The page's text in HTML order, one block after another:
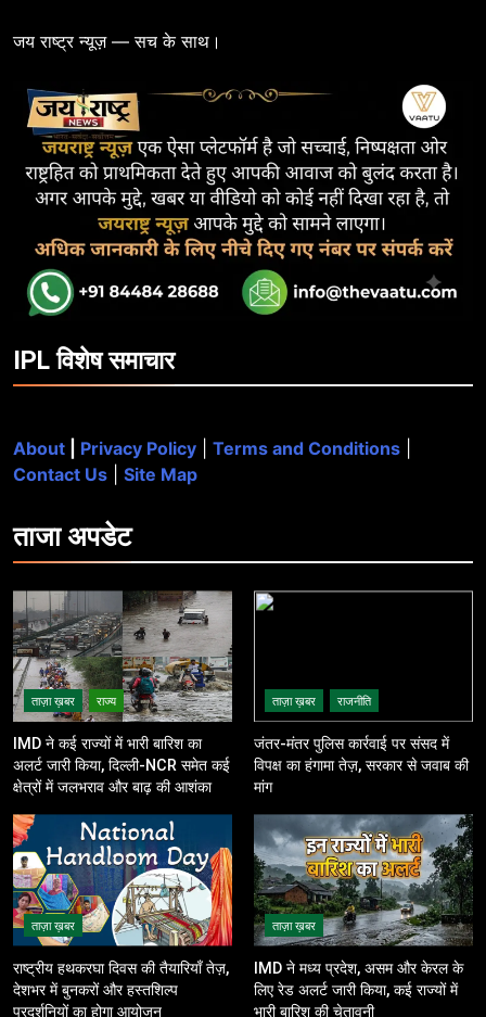
जय राष्ट्र न्यूज़ — सच के साथ।
IPL विशेष समाचार
About Privacy Policy Terms and Conditions
Contact Us
Site Map
ताजाअपडेट
ताज़ा ख़बर राज्य
IMD ने कई राज्यों में भारी बारिश का
अलर्ट जारी किया, दिल्ली-NCR समेत कई
क्षेत्रों में जलभराव और बाढ़ की आशंका
ताज़ा ख़बर राजनीति
जंतर-मंतर पुलिस कार्रवाई पर संसद में
विपक्ष का हंगामा तेज़, सरकार से जवाब की
मांग
ताज़ा ख़बर
राष्ट्रीय हथकरघा दिवस की तैयारियाँ तेज़,
देशभर में बुनकरों और हस्तशिल्प
प्रदर्शनियों का होगा आयोजन
ताज़ा ख़बर
IMD ने मध्य प्रदेश, असम और केरल के
लिए रेड अलर्ट जारी किया, कई राज्यों में
भारी बारिश की चेतावनी